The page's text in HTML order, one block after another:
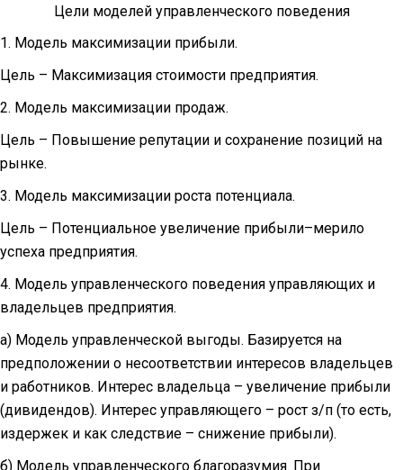
Цели моделей управленческого поведения
1. Модель максимизации прибыли.
Цель – Максимизация стоимости предприятия.
2. Модель максимизации продаж.
Цель – Повышение репутации и сохранение позиций на
рынке.
3. Модель максимизации роста потенциала.
Цель – Потенциальное увеличение прибыли–мерило
успеха предприятия.
4. Модель управленческого поведения управляющих и
владельцев предприятия.
а) Модель управленческой выгоды. Базируется на
предположении о несо­ответствии интересов владельцев
и работников. Интерес владельца – увеличение прибыли
(дивидендов). Интерес управляющего – рост з/п (то есть,
издержек и как следствие – снижение прибыли).
б) Модель управленческого благоразумия. При